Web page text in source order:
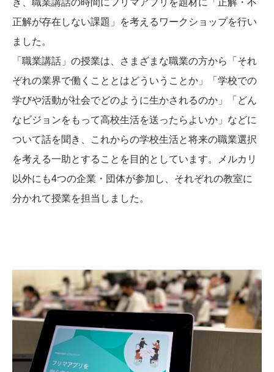
き、職業講話の時間にフリマアプリを題材に「正解・不
正解が存在しない課題」を考えるワークショップを行い
ました。
「職業講話」の授業は、さまざまな職業の方から「それ
ぞれの業界で働くこととはどういうことか」「学校での
学びや活動が社会でどのように生かされるのか」「どん
なビジョンをもって高校生活を送ったらよいか」などに
ついて話を聞き、これからの学校生活と将来の職業選択
を考える一助とすることを目的としています。メルカリ
以外にも4つの企業・団体が参加し、それぞれの教室に
分かれて授業を担当しました。